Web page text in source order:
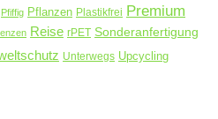
Pfiffig Pflanzen Plastikfrei Premium
Reise rPET Sonderanfertigung
Unterwegs Upcycling